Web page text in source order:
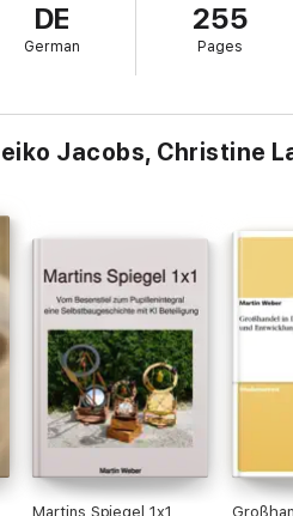
DE
German
255
Pages
Jacobs, Christine
Martins Spiegel 1x1